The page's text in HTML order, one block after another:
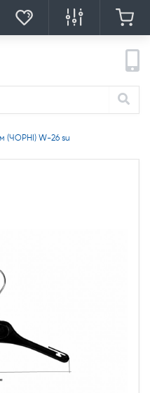
(ЧОРНІ) W-26 su